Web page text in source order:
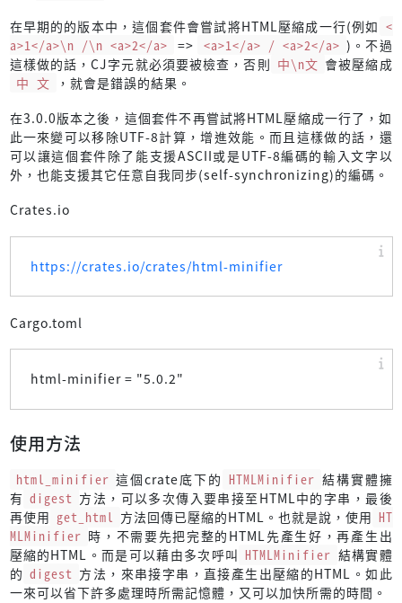
在早期的的版本中，這個套件會嘗試將HTML壓縮成一行(例如 <
a>1</a>\n /\n <a>2</a> => <a>1</a> / <a>2</a> )。不過
這樣做的話，CJ字元就必須要被檢查，否則 中\n文 會被壓縮成
中 文
，就會是錯誤的結果。
在3.0.0版本之後，這個套件不再嘗試將HTML壓縮成一行了，如
此一來變可以移除UTF-8計算，增進效能。而且這樣做的話，還
可以讓這個套件除了能支援ASCII或是UTF-8編碼的輸入文字以
外，也能支援其它任意自我同步(self-synchronizing)的編碼。
Crates.io
https://crates.io/crates/html-minifier
Cargo.toml
html-minifier = "5.0.2"
使用方法
html_minifier 這個crate底下的 HTMLMinifier 結構實體擁
有 digest 方法，可以多次傳入要串接至HTML中的字串，最後
再使用 get_html 方法回傳已壓縮的HTML。也就是說，使用 HT
MLMinifier 時，不需要先把完整的HTML先產生好，再產生出
壓縮的HTML。而是可以藉由多次呼叫 HTMLMinifier 結構實體
的 digest 方法，來串接字串，直接產生出壓縮的HTML。如此
一來可以省下許多處理時所需記憶體，又可以加快所需的時間。